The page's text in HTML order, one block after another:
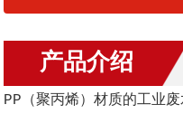
产品介绍
PP（聚丙烯）材质的工业